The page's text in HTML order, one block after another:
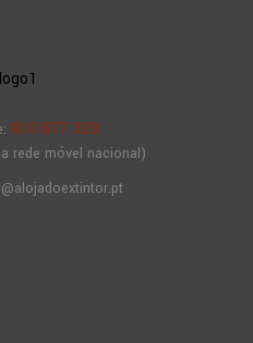
910 877 323
rede móvel nacional)